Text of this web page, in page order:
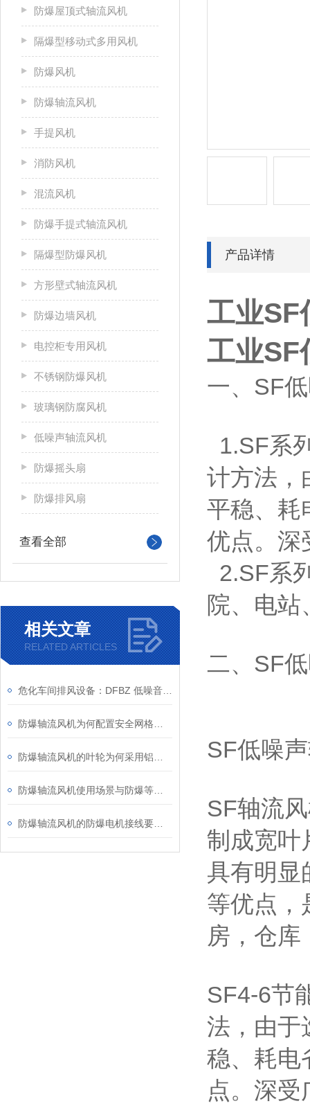
防爆屋顶式轴流风机
隔爆型移动式多用风机
防爆风机
防爆轴流风机
手提风机
消防风机
混流风机
防爆手提式轴流风机
隔爆型防爆风机
方形壁式轴流风机
防爆边墙风机
电控柜专用风机
不锈钢防爆风机
玻璃钢防腐风机
低噪声轴流风机
防爆摇头扇
防爆排风扇
查看全部
相关文章
RELATED ARTICLES
产品详情
工业SF
工业SF
一、SF
1.SF系
计方法，
平稳、耗
优点。深
2.SF系
院、电
二、SF
SF低噪
SF轴流
制成宽叶
具有明显
等优点，
房，仓
SF4-6节
法，由于
稳、耗电
点。深受